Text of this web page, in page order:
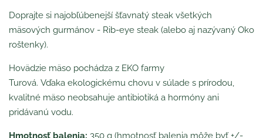
Doprajte si najobľúbenejší šťavnatý steak všetkých
mäsových gurmánov - Rib-eye steak (alebo aj nazývaný Oko
roštenky).
Hovädzie mäso pochádza z EKO farmy
Turová. Vďaka ekologickému chovu v súlade s prírodou,
kvalitné mäso neobsahuje antibiotiká a hormóny ani
pridávanú vodu.
Hmotnosť balenia: 350 g (hmotnosť balenia môže byť +/-